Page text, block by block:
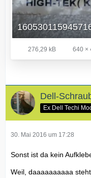
276,29 kB 640 ×
Dell-
Ex Dell Techi
30. Mai 2016 um 17:28
Sonst ist da kein
Weil, daaaaaaaaaa